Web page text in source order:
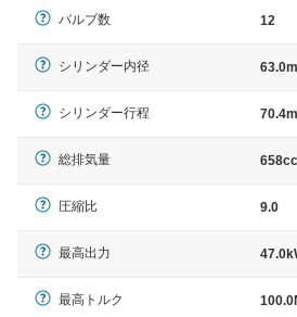
バルブ数 12
シリンダー内径
シリンダー行程
総排気量 658cc
圧縮比 9.0
最高出力
最高トルク